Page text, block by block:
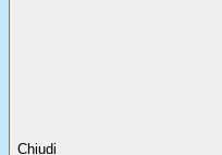
Chiudi